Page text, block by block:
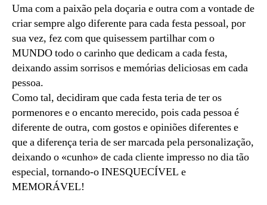
Uma com a paixão pela doçaria e outra com a vontade de
criar sempre algo diferente para cada festa pessoal, por
sua vez, fez com que quisessem partilhar com o
MUNDO todo o carinho que dedicam a cada festa,
deixando assim sorrisos e memórias deliciosas em cada
pessoa.
Como tal, decidiram que cada festa teria de ter os
pormenores e o encanto merecido, pois cada pessoa é
diferente de outra, com gostos e opiniões diferentes e
que a diferença teria de ser marcada pela personalização,
deixando o «cunho» de cada cliente impresso no dia tão
especial, tornando-o INESQUECÍVEL e
MEMORÁVEL!